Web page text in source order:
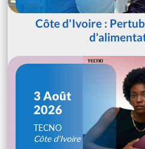
Côte d'Ivoire :
3 Août
2026
TECNO
Côte d'Ivoire